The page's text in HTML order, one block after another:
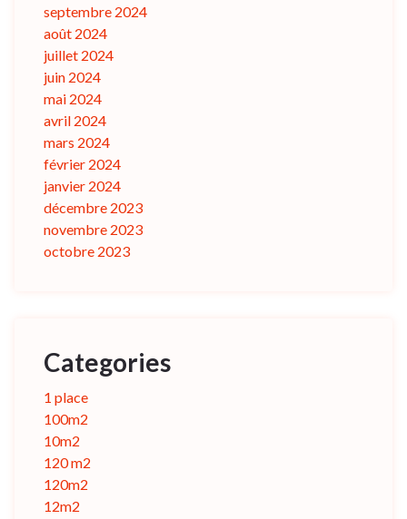
septembre 2024
août 2024
juillet 2024
juin 2024
mai 2024
avril 2024
mars 2024
février 2024
janvier 2024
décembre 2023
novembre 2023
octobre 2023
Categories
1 place
100m2
10m2
120 m2
120m2
12m2